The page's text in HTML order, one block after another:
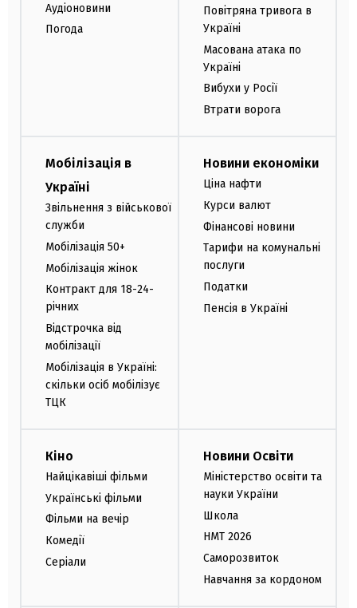
Аудіоновини
Погода
Повітряна тривога в
Україні
Масована атака по
Україні
Вибухи у Росії
Втрати ворога
Мобілізація в
Україні
Звільнення з військової
служби
Мобілізація 50+
Мобілізація жінок
Контракт для 18-24-
річних
Відстрочка від
мобілізації
Мобілізація в Україні:
скільки осіб мобілізує
ТЦК
Новини економіки
Ціна нафти
Курси валют
Фінансові новини
Тарифи на комунальні
послуги
Податки
Пенсія в Україні
Кіно
Найцікавіші фільми
Українські фільми
Фільми на вечір
Комедії
Серіали
Новини Освіти
Міністерство освіти та
науки України
Школа
НМТ 2026
Саморозвиток
Навчання за кордоном